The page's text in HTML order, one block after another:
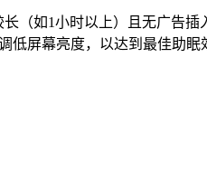
（如1小时以上）且无广告
低屏幕亮度，以达到最佳助眠